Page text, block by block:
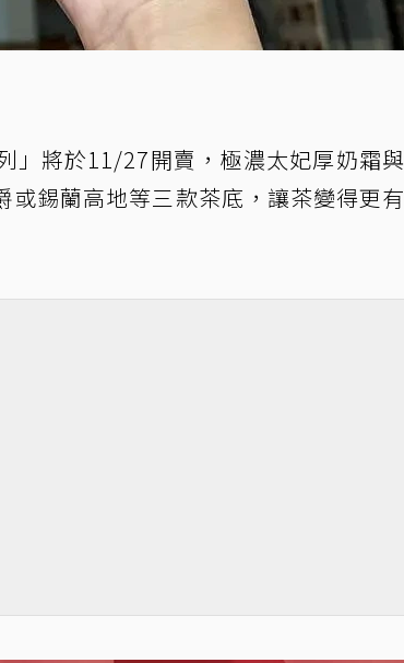
」將於11/27開賣，極濃太妃厚奶霜與
錫蘭高地等三款茶底，讓茶變得更有